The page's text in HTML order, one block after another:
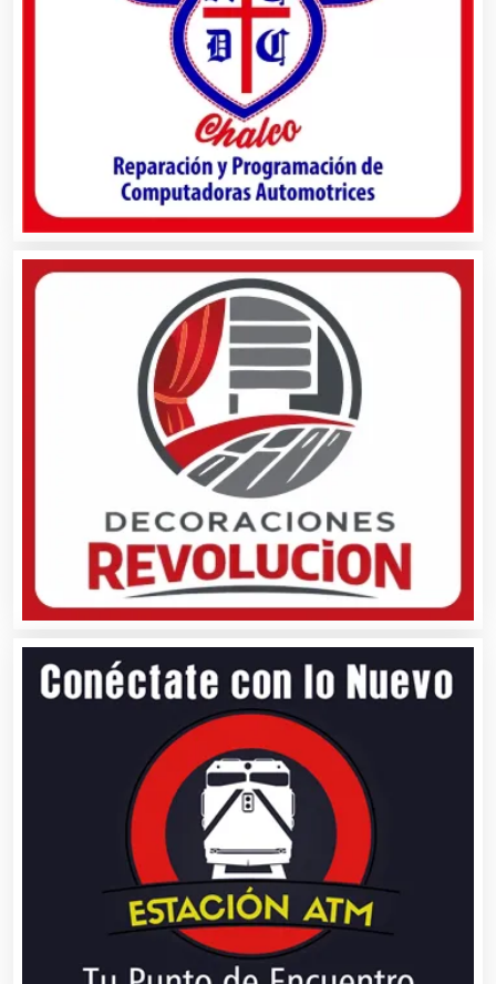
Alta Costura
Aluminio
Análisis Clínicos
Análisis de Aguas
Animadores de Eventos
Aparatos y Equipos Eléctricos
Arquitectos
Artes Gráficas
Artesanías
Artículos de Oficina